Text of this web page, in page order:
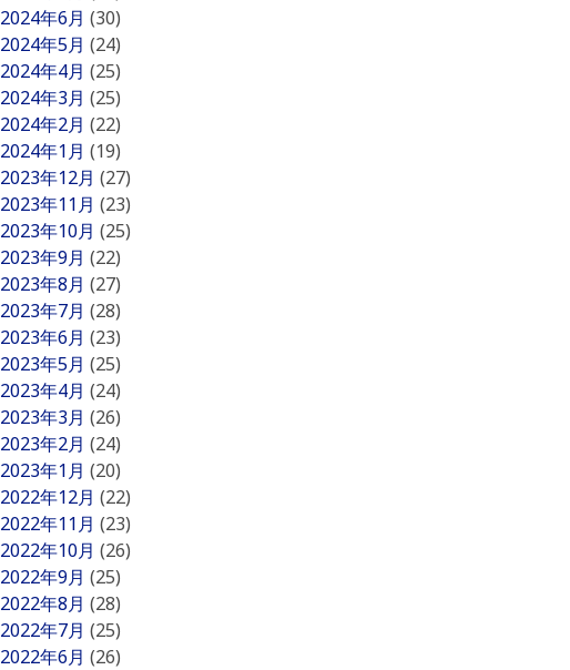
2024年6月 (30)
2024年5月 (24)
2024年4月 (25)
2024年3月 (25)
2024年2月 (22)
2024年1月 (19)
2023年12月 (27)
2023年11月 (23)
2023年10月 (25)
2023年9月 (22)
2023年8月 (27)
2023年7月 (28)
2023年6月 (23)
2023年5月 (25)
2023年4月 (24)
2023年3月 (26)
2023年2月 (24)
2023年1月 (20)
2022年12月 (22)
2022年11月 (23)
2022年10月 (26)
2022年9月 (25)
2022年8月 (28)
2022年7月 (25)
2022年6月 (26)